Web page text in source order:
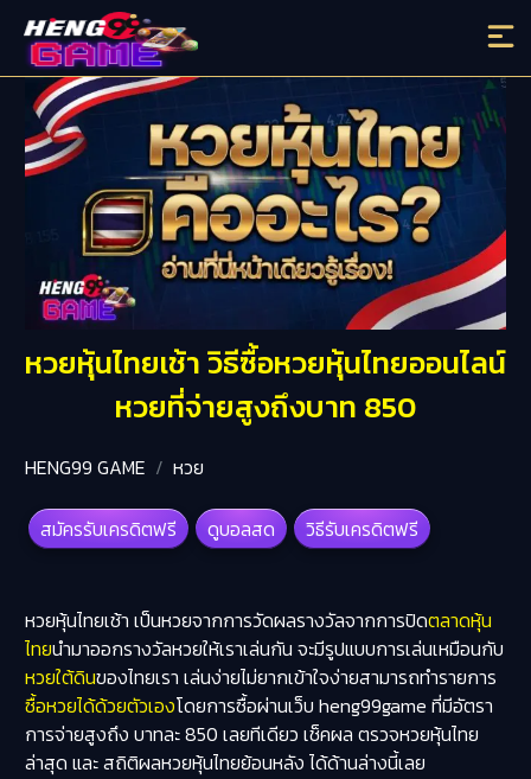
หวยหุ้นไทยเช้า วิธีซื้อหวยหุ้นไทยออนไลน์
หวยที่จ่ายสูงถึงบาท 850
HENG99 GAME หวย
สมัครรับเครดิตฟรี ดูบอลสด วิธีรับเครดิตฟรี
หวยหุ้นไทยเช้า เป็นหวยจากการวัดผลรางวัลจากการปิดตลาดหุ้น
ไทยนำมาออกรางวัลหวยให้เราเล่นกัน จะมีรูปแบบการเล่นเหมือนกับ
หวยใต้ดินของไทยเรา เล่นง่ายไม่ยากเข้าใจง่ายสามารถทำรายการ
ซื้อหวยได้ด้วยตัวเองโดยการซื้อผ่านเว็บ heng99game ที่มีอัตรา
การจ่ายสูงถึง บาทละ 850 เลยทีเดียว เช็คผล ตรวจหวยหุ้นไทย
ล่าสุด และ สถิติผลหวยหุ้นไทยย้อนหลัง ได้ด้านล่างนี้เลย